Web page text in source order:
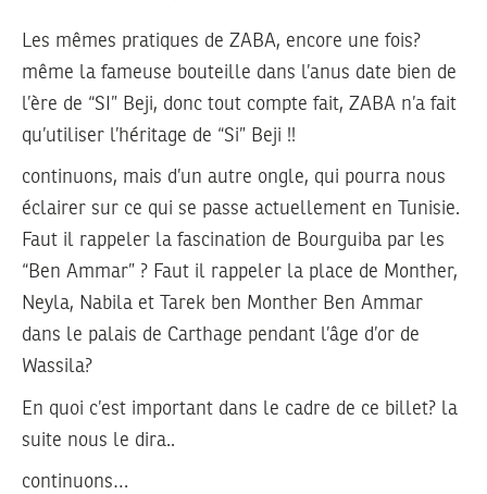
Les mêmes pratiques de ZABA, encore une fois?
même la fameuse bouteille dans l’anus date bien de
l’ère de “SI” Beji, donc tout compte fait, ZABA n’a fait
qu’utiliser l’héritage de “Si” Beji !!
continuons, mais d’un autre ongle, qui pourra nous
éclairer sur ce qui se passe actuellement en Tunisie.
Faut il rappeler la fascination de Bourguiba par les
“Ben Ammar” ? Faut il rappeler la place de Monther,
Neyla, Nabila et Tarek ben Monther Ben Ammar
dans le palais de Carthage pendant l’âge d’or de
Wassila?
En quoi c’est important dans le cadre de ce billet? la
suite nous le dira..
continuons…